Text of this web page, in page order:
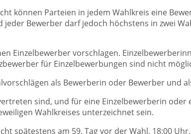
können Parteien in jedem Wahlkreis eine
Bewerber darf jedoch höchstens in zwei
Einzelbewerber vorschlagen.
für Einzelbewerbungen sind nicht
als Bewerberin oder Bewerber und
sind, und für eine Einzelbewerberin
Wahlkreises unterzeichnet sein.
spätestens am 59. Tag vor der Wahl, 18:00